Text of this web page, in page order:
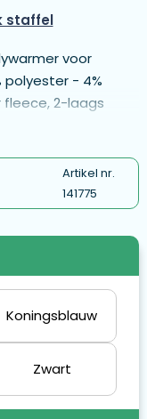
staffel
voor
polyester - 4%
fleece, 2-laags
/ 4% elastaan,
maattabel in de
over de
Artikel nr.
141775
Koningsblauw
Zwart